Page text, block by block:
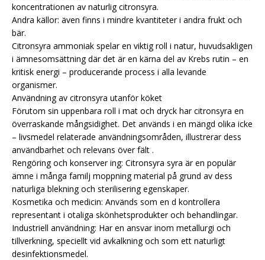
koncentrationen av naturlig citronsyra.
Andra källor: även finns i mindre kvantiteter i andra frukt och
bär.
Citronsyra ammoniak spelar en viktig roll i natur, huvudsakligen
i ämnesomsättning där det är en kärna del av Krebs rutin – en
kritisk energi – producerande process i alla levande
organismer.
Användning av citronsyra utanför köket
Förutom sin uppenbara roll i mat och dryck har citronsyra en
överraskande mångsidighet. Det används i en mängd olika icke
– livsmedel relaterade användningsområden, illustrerar dess
användbarhet och relevans över fält .
Rengöring och konserver ing: Citronsyra syra är en populär
ämne i många familj moppning material på grund av dess
naturliga blekning och sterilisering egenskaper.
Kosmetika och medicin: Används som en d kontrollera
representant i otaliga skönhetsprodukter och behandlingar.
Industriell användning: Har en ansvar inom metallurgi och
tillverkning, speciellt vid avkalkning och som ett naturligt
desinfektionsmedel.